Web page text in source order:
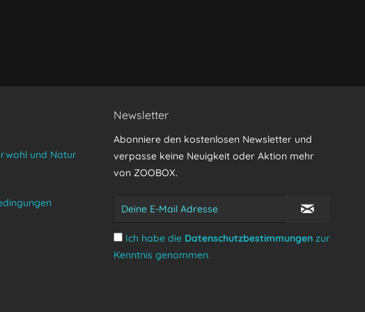
und Natur
Newsletter
Abonniere den kostenlosen Newsletter und
verpasse keine Neuigkeit oder Aktion mehr
von ZOOBOX.
Ich habe die Datenschutzbestimmungen zur
Kenntnis genommen.